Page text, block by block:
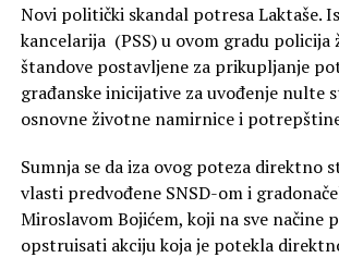
Novi politički skandal potresa Laktaše.
kancelarija (PSS) u ovom gradu policija
štandove postavljene za prikupljanje
građanske inicijative za uvođenje nulte
osnovne životne namirnice i
Sumnja se da iza ovog poteza direktno
vlasti predvođene SNSD-om i
Miroslavom Bojićem, koji na sve načine
opstruisati akciju koja je potekla